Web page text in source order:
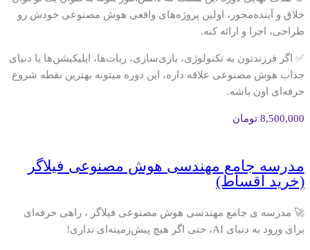
خلاق و آینده‌محور، اولین پروژه‌های واقعی هوش مصنوعی خودش رو
طراحی، اجرا و ارائه کنه.
✅ اگر فرزندتون به تکنولوژی، بازی‌سازی، ربات‌ها، اپلیکیشن‌ها یا دنیای
جذاب هوش مصنوعی علاقه داره، این دوره میتونه بهترین نقطه شروع
حرفه‌ای اون باشه.
8,500,000 تومان
مدرسه جامع مهندسی هوش مصنوعی فیلاگر
(خرید اقساط)
🚀 مدرسه ی جامع مهندسی هوش مصنوعی فیلاگر ، راهی حرفه‌ای
برای ورود به دنیای AI، حتی اگر هیچ پیش‌زمینه‌ای نداری!